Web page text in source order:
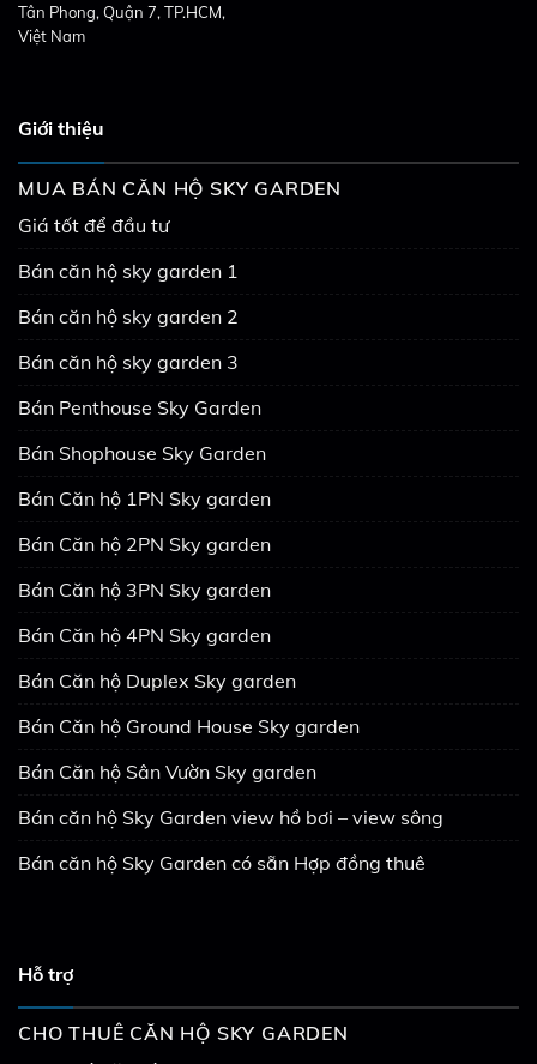
Tân Phong, Quận 7, TP.HCM,
Việt Nam
Giới thiệu
MUA BÁN CĂN HỘ SKY GARDEN
Giá tốt để đầu tư
Bán căn hộ sky garden 1
Bán căn hộ sky garden 2
Bán căn hộ sky garden 3
Bán Penthouse Sky Garden
Bán Shophouse Sky Garden
Bán Căn hộ 1PN Sky garden
Bán Căn hộ 2PN Sky garden
Bán Căn hộ 3PN Sky garden
Bán Căn hộ 4PN Sky garden
Bán Căn hộ Duplex Sky garden
Bán Căn hộ Ground House Sky garden
Bán Căn hộ Sân Vườn Sky garden
Bán căn hộ Sky Garden view hồ bơi – view sông
Bán căn hộ Sky Garden có sẵn Hợp đồng thuê
Hỗ trợ
CHO THUÊ CĂN HỘ SKY GARDEN